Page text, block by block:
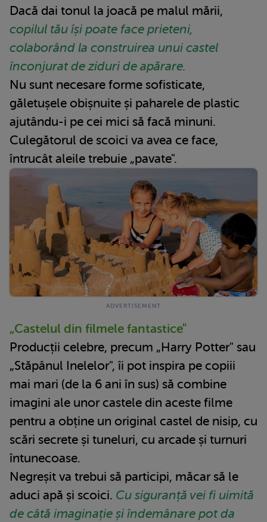
Dacă dai tonul la joacă pe malul mării,
copilul tău își poate face prieteni,
colaborând la construirea unui castel
înconjurat de ziduri de apărare.
Nu sunt necesare forme sofisticate,
găletușele obișnuite și paharele de plastic
ajutându-i pe cei mici să facă minuni.
Culegătorul de scoici va avea ce face,
întrucât aleile trebuie „pavate".
„Castelul din filmele fantastice"
Producții celebre, precum „Harry Potter" sau
„Stăpânul Inelelor", îi pot inspira pe copiii
mai mari (de la 6 ani în sus) să combine
imagini ale unor castele din aceste filme
pentru a obține un original castel de nisip, cu
scări secrete și tuneluri, cu arcade și turnuri
întunecoase.
Negreșit va trebui să participi, măcar să le
aduci apă și scoici. Cu siguranță vei fi uimită
de câtă imaginație și îndemânare pot da